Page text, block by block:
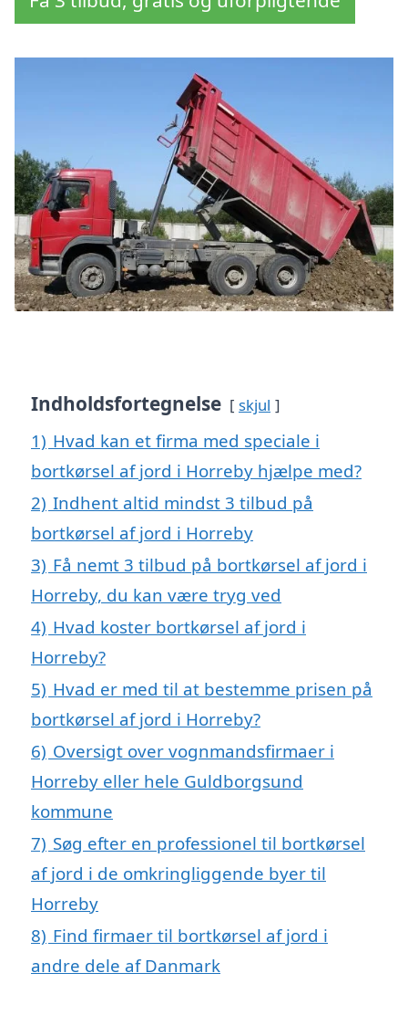
Indholdsfortegnelse skjul
1) Hvad kan et firma med speciale i
bortkørsel af jord i Horreby hjælpe med?
2) Indhent altid mindst 3 tilbud på
bortkørsel af jord i Horreby
3) Få nemt 3 tilbud på bortkørsel af jord i
Horreby, du kan være tryg ved
4) Hvad koster bortkørsel af jord i
Horreby?
5) Hvad er med til at bestemme prisen på
bortkørsel af jord i Horreby?
6) Oversigt over vognmandsfirmaer i
Horreby eller hele Guldborgsund
kommune
7) Søg efter en professionel til bortkørsel
af jord i de omkringliggende byer til
Horreby
8) Find firmaer til bortkørsel af jord i
andre dele af Danmark